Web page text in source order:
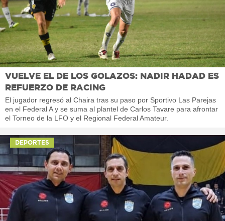
VUELVE EL DE LOS GOLAZOS: NADIR HADAD ES
REFUERZO DE RACING
El jugador regresó al Chaira tras su paso por Sportivo Las Parejas
en el Federal A y se suma al plantel de Carlos Tavare para afrontar
el Torneo de la LFO y el Regional Federal Amateur.
DEPORTES